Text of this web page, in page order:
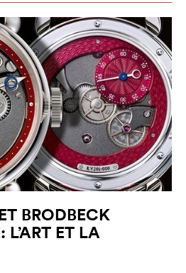
BRODBECK
ET LA